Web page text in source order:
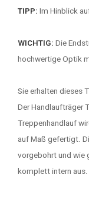
TIPP: Im Hinblick
WICHTIG: Die
hochwertige Optik
Sie erhalten dieses
Der Handlaufträger
Treppenhandlauf
auf Maß gefertigt.
vorgebohrt und wie
komplett intern aus.